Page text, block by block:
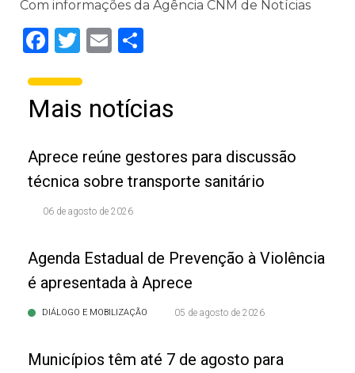
Com informações da Agência CNM de Notícias
Facebook
Twitter
Email
Mais notícias
Aprece reúne gestores para discussão
técnica sobre transporte sanitário
06 de agosto de 2026
Agenda Estadual de Prevenção à Violência
é apresentada à Aprece
DIÁLOGO E MOBILIZAÇÃO 05 de agosto de 2026
Municípios têm até 7 de agosto para